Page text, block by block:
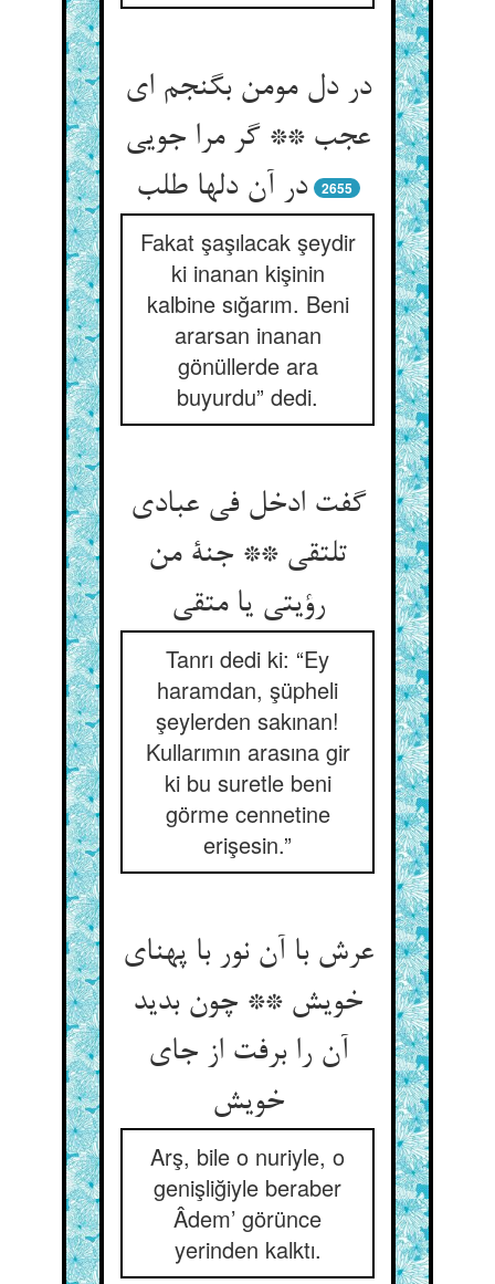
در دل مومن بگنجم ای
عجب ** گر مرا جویی
در آن دلها طلب‌‌
2655
Fakat şaşılacak şeydir
ki inanan kişinin
kalbine sığarım. Beni
ararsan inanan
gönüllerde ara
buyurdu” dedi.
گفت ادخل فی عبادی
تلتقی ** جنة من
رؤیتی یا متقی‌‌
Tanrı dedi ki: “Ey
haramdan, şüpheli
şeylerden sakınan!
Kullarımın arasına gir
ki bu suretle beni
görme cennetine
erişesin.”
عرش با آن نور با پهنای
خویش ** چون بدید
آن را برفت از جای
خویش‌‌
Arş, bile o nuriyle, o
genişliğiyle beraber
Âdem’ görünce
yerinden kalktı.